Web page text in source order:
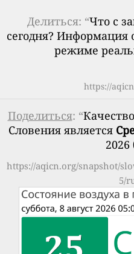
Делиться: “Что с
сегодня? Информация
режиме
https://
Поделиться: “
Словения является
2026
https://aqicn.org/snapshot/
5/